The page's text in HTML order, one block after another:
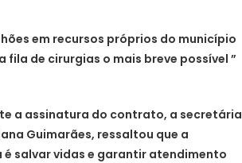
em recursos próprios do município
de cirurgias o mais breve possível ”
a assinatura do contrato, a secretária
Guimarães, ressaltou que a
salvar vidas e garantir atendimento